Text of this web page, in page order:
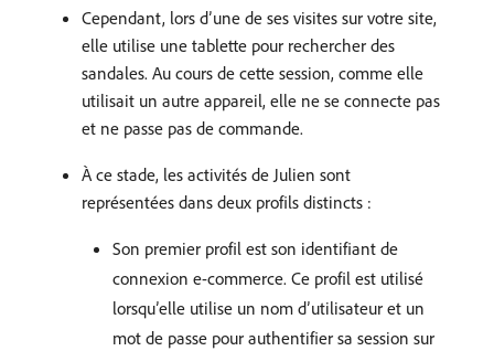
Cependant, lors d’une de ses visites sur votre site,
elle utilise une tablette pour rechercher des
sandales. Au cours de cette session, comme elle
utilisait un autre appareil, elle ne se connecte pas
et ne passe pas de commande.
À ce stade, les activités de Julien sont
représentées dans deux profils distincts :
Son premier profil est son identifiant de
connexion e-commerce. Ce profil est utilisé
lorsqu’elle utilise un nom d’utilisateur et un
mot de passe pour authentifier sa session sur